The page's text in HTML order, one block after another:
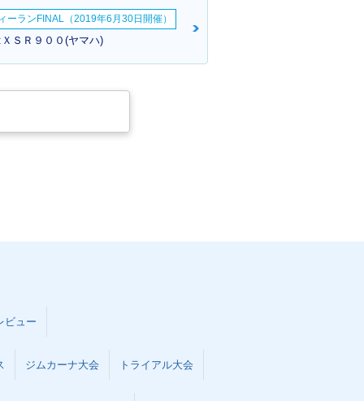
ーランFINAL（2019年6月30日開催）
ＳＲ９００(ヤマハ)
ビュー
ジムカーナ大会 トライアル大会